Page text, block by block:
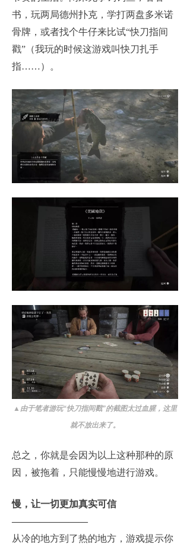
书，玩两局德州扑克，学打两盘多米诺
骨牌，或者找个牛仔来比试“快刀指间
戳”（我玩的时候这游戏叫快刀扎手
指……）。
▲ 由于笔者游玩“快刀指间戳”的截图太过血腥，这里
就不放出来了。
总之，你就是会因为以上这种那种的原
因，被拖着，只能慢慢地进行游戏。
慢，让一切更加真实可信
————————
从冷的地方到了热的地方，游戏提示你